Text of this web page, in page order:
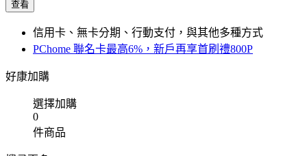
查看
信用卡、無卡分期、行動支付，與其他多種方式
PChome 聯名卡最高6%，新戶再享首刷禮800P
好康加購
選擇加購
0
件商品